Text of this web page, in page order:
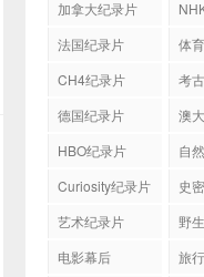
加拿大纪录片
法国纪录片
体
CH4纪录片
考
德国纪录片
澳
HBO纪录片
自
Curiosity纪录片
史
艺术纪录片
野
电影幕后
旅